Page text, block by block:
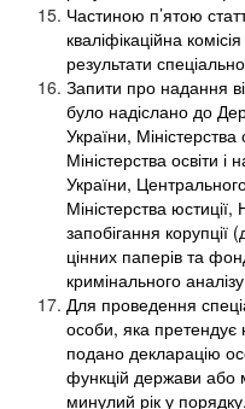
Частиною п’ятою
кваліфікаційна
результати
Запити про надання
було надіслано до
України,
Міністерства освіти і
України,
Міністерства
запобігання корупції
цінних паперів та
кримінального
Для проведення
особи, яка
подано декларацію
функцій держави або
минулий рік у